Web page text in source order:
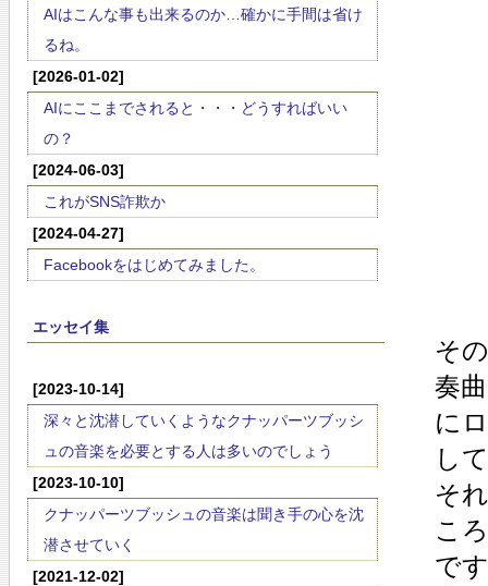
AIはこんな事も出来るのか…確かに手間は省け
るね。
[2026-01-02]
AIにここまでされると・・・どうすればいい
の？
[2024-06-03]
これがSNS詐欺か
[2024-04-27]
Facebookをはじめてみました。
エッセイ集
[2023-10-14]
深々と沈潜していくようなクナッパーツブッシ
ュの音楽を必要とする人は多いのでしょう
[2023-10-10]
クナッパーツブッシュの音楽は聞き手の心を沈
潜させていく
[2021-12-02]
そ
奏
に
し
そ
こ
で